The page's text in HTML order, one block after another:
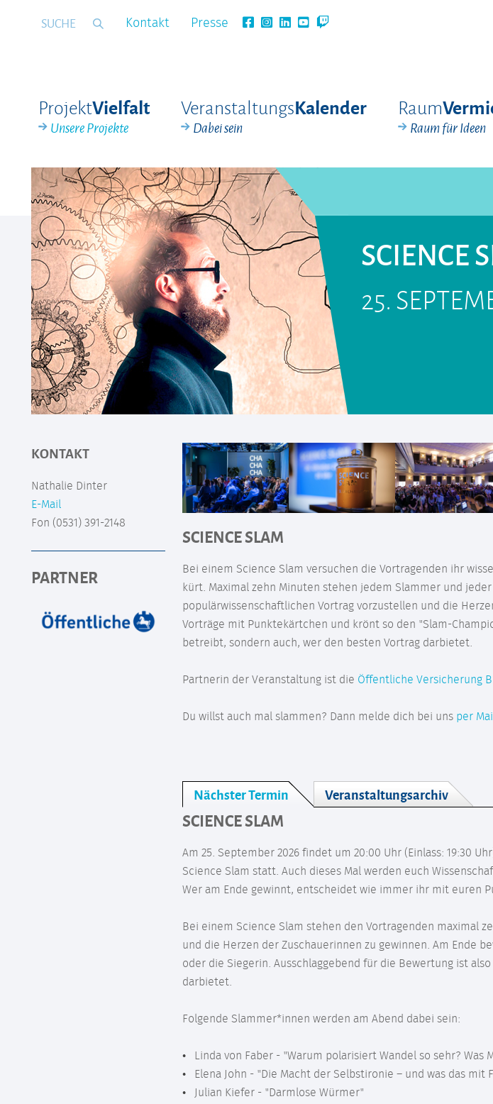
Kontakt Presse
ProjektVielfalt
Unsere Projekte
VeranstaltungsKalender
Dabei sein
Raum
Raum für Ideen
SCIENCE
25.
SCIENCE SLAM
Bei einem Science Slam versuchen die Vortragenden ihr
kürt. Maximal zehn Minuten stehen jedem Slammer und
populärwissenschaftlichen Vortrag vorzustellen und die
Vorträge mit Punktekärtchen und krönt so den "Slam-
betreibt, sondern auch, wer den besten Vortrag darbietet.
Partnerin der Veranstaltung ist die Öffentliche Versicherung
Du willst auch mal slammen? Dann melde dich bei uns per
Nächster Termin Veranstaltungsarchiv
SCIENCE SLAM
Am 25. September 2026 findet um 20:00 Uhr (Einlass: 19:30
Science Slam statt. Auch dieses Mal werden euch
Wer am Ende gewinnt, entscheidet wie immer ihr mit euren
Bei einem Science Slam stehen den Vortragenden maximal
und die Herzen der Zuschauerinnen zu gewinnen. Am Ende
oder die Siegerin. Ausschlaggebend für die Bewertung ist
darbietet.
Folgende Slammer*innen werden am Abend dabei sein:
Linda von Faber - "Warum polarisiert Wandel so sehr?
Elena John - "Die Macht der Selbstironie – und was das mit
Julian Kiefer - "Darmlose Würmer"
KONTAKT
Nathalie Dinter
E-Mail
Fon (0531) 391-2148
PARTNER